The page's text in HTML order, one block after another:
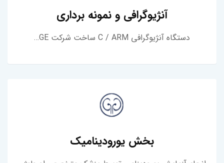
آنژیوگرافی و نمونه برداری
دستگاه آنژیوگرافی C / ARM ساخت شرکت GE…
بخش یورودینامیک